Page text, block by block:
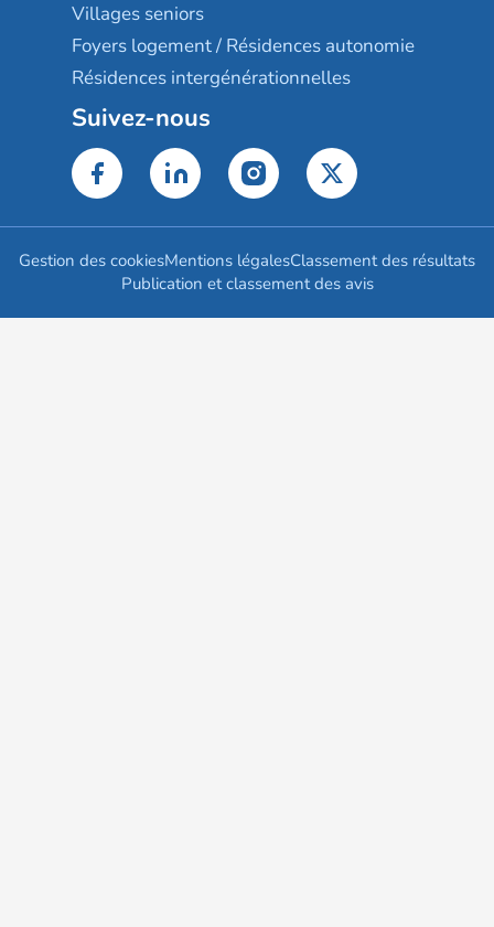
Villages seniors
Foyers logement / Résidences autonomie
Résidences intergénérationnelles
Suivez-nous
Gestion des cookiesMentions légalesClassement des résultats
Publication et classement des avis